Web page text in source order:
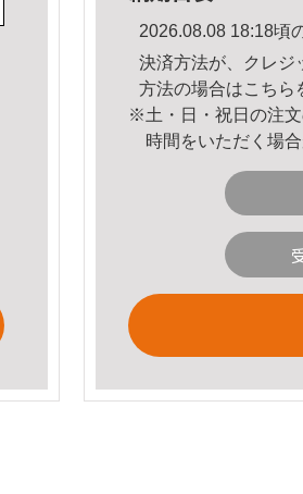
2026.08.08 18:18頃
決済方法が、クレジ
方法の場合はこちら
※土・日・祝日の注
時間をいただく場合